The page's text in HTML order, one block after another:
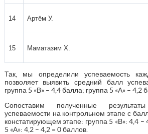
14 Артём У.
15 Маматазим Х.
Так, мы определили успеваемость
позволяет выявить средний балл
группа 5 «В» – 4,4 балла; группа 5 «А» – 4,2
Сопоставим полученные
успеваемости на контрольном этапе с
констатирующем этапе: группа 5 «В»: 4,4 –
5 «А»: 4,2 – 4,2 = 0 баллов.